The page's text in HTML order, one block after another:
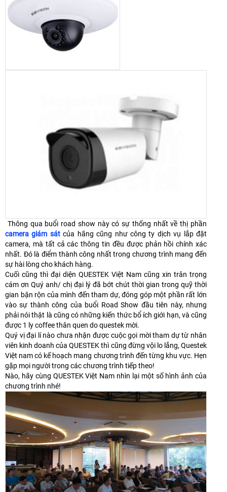
Thông qua buổi road show này có sự thống nhất về thị phần
camera giám sátcủa hãng cũng như công ty dịch vụ lắp đặt
camera, mà tất cả các thông tin đều được phản hồi chính xác
nhất. Đó là điểm thành công nhất trong chương trình mang đến
sự hài lòng cho khách hàng.
Cuối cũng thì đại diện QUESTEK Việt Nam cũng xin trân trọng
cám ơn Quý anh/ chị đại lý đã bớt chút thời gian trong quỹ thời
gian bận rộn của mình đến tham dự, đóng góp một phần rất lớn
vào sự thành công của buổi Road Show đầu tiên này, nhưng
phải nói thật là cũng có những kiến thức bổ ích giới hạn, và cũng
được 1 ly coffee thân quen do questek mời.
Quý vị đại lí nào chưa nhận được cuộc gọi mời tham dự từ nhân
viên kinh doanh của QUESTEK thì cũng đừng vội lo lắng, Questek
Việt nam có kế hoạch mang chương trình đến từng khu vực. Hẹn
gặp mọi người trong các chương trình tiếp theo!
Nào, hãy cùng QUESTEK Việt Nam nhìn lại một số hình ảnh của
chương trình nhé!